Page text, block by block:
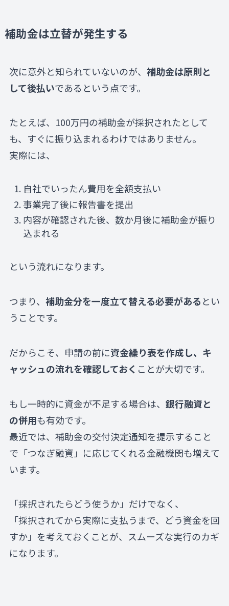
補助金は立替が発生する
次に意外と知られていないのが、 補助金は原則と
して後払いであるという点です。
たとえば、100万円の補助金が採択されたとして
も、すぐに振り込まれるわけではありません。
実際には、
自社でいったん費用を全額支払い
事業完了後に報告書を提出
内容が確認された後、数か月後に補助金が振り
込まれる
という流れになります。
つまり、 補助金分を一度立て替える必要があるとい
うことです。
だからこそ、申請の前に資金繰り表を作成し、キ
ャッシュの流れを確認しておく ことが大切です。
もし一時的に資金が不足する場合は、 銀行融資と
の併用も有効です。
最近では、補助金の交付決定通知を提示すること
で「つなぎ融資」に応じてくれる金融機関も増えて
います。
「採択されたらどう使うか」だけでなく、
「採択されてから実際に支払うまで、どう資金を回
すか」を考えておくことが、スムーズな実行のカギ
になります。